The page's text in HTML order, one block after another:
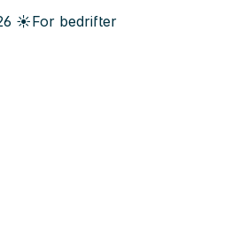
☀️For bedrifter